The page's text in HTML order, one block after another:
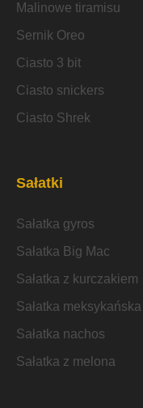
Malinowe tiramisu
Sernik Oreo
Ciasto 3 bit
Ciasto snickers
Ciasto Shrek
Sałatki
Sałatka gyros
Sałatka Big Mac
Sałatka z kurczakiem
Sałatka meksykańska
Sałatka nachos
Sałatka z melona